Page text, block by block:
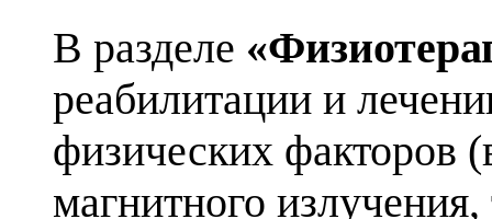
В разделе
реабилитации и
физических факторов
магнитного